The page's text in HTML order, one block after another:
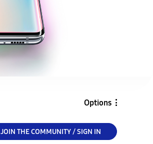
Options
JOIN THE COMMUNITY / SIGN IN